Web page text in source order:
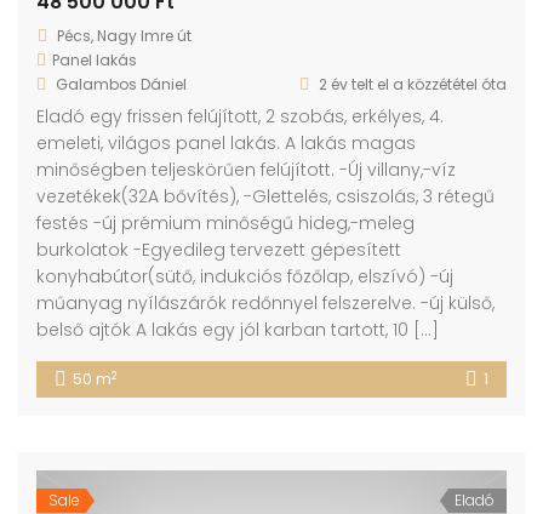
Pécs, Nagy Imre út
Panel lakás
Galambos Dániel
2 év telt el a közzététel óta
Eladó egy frissen felújított, 2 szobás, erkélyes, 4.
emeleti, világos panel lakás. A lakás magas
minőségben teljeskörűen felújított. -Új villany,-víz
vezetékek(32A bővítés), -Glettelés, csiszolás, 3 rétegű
festés -új prémium minőségű hideg,-meleg
burkolatok -Egyedileg tervezett gépesített
konyhabútor(sütő, indukciós főzőlap, elszívó) -új
műanyag nyílászárók redőnnyel felszerelve. -új külső,
belső ajtók A lakás egy jól karban tartott, 10 […]
50 m2 1
Sale Eladó